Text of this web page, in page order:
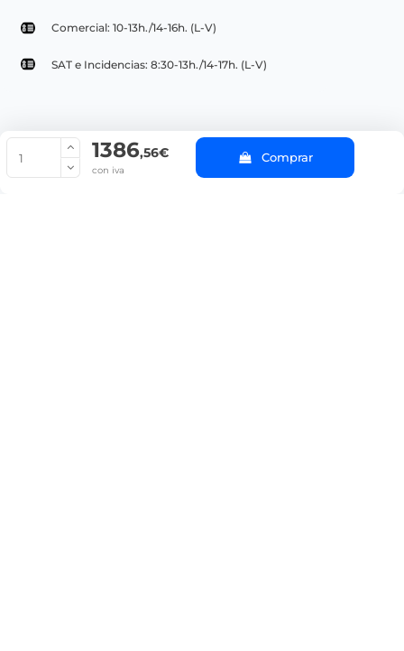
1386,56€
con iva
Comprar
Comercial: 10-13h./14-16h. (L-V)
SAT e Incidencias: 8:30-13h./14-17h. (L-V)
© Copyright 2022 PepeBar.com | Política de cookies |
Aviso legal y
Condiciones generales de compra |